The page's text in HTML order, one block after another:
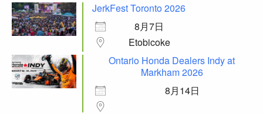
JerkFest Toronto 2026
8月7日
Etobicoke
Ontario Honda Dealers Indy at
Markham 2026
8月14日